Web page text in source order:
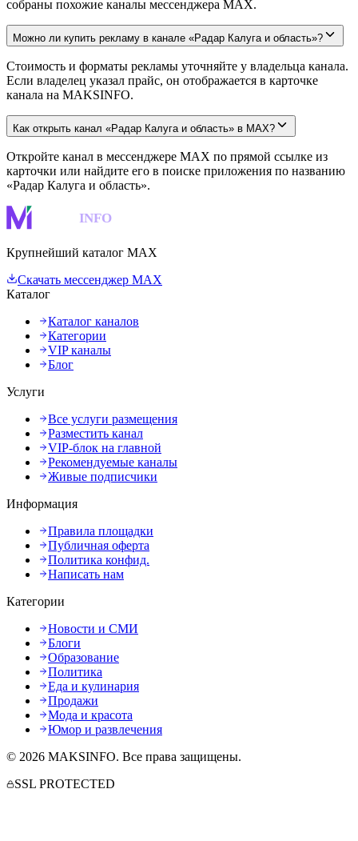
собраны похожие каналы мессенджера MAX.
Можно ли купить рекламу в канале «Радар Калуга и область»?
Стоимость и форматы рекламы уточняйте у владельца канала.
Если владелец указал прайс, он отображается в карточке
канала на MAKSINFO.
Как открыть канал «Радар Калуга и область» в MAX?
Откройте канал в мессенджере MAX по прямой ссылке из
карточки или найдите его в поиске приложения по названию
«Радар Калуга и область».
INFO
Крупнейший каталог MAX
Скачать мессенджер MAX
Каталог
Каталог каналов
Категории
VIP каналы
Блог
Услуги
Все услуги размещения
Разместить канал
VIP-блок на главной
Рекомендуемые каналы
Живые подписчики
Информация
Правила площадки
Публичная оферта
Политика конфид.
Написать нам
Категории
Новости и СМИ
Блоги
Образование
Политика
Еда и кулинария
Продажи
Мода и красота
Юмор и развлечения
© 2026 MAKSINFO. Все права защищены.
SSL PROTECTED